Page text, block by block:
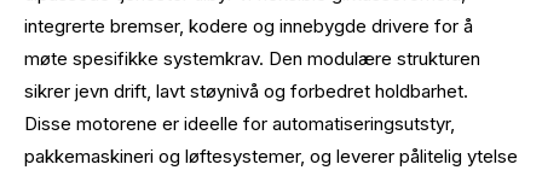
integrerte bremser, kodere og innebygde drivere for å
møte spesifikke systemkrav. Den modulære strukturen
sikrer jevn drift, lavt støynivå og forbedret holdbarhet.
Disse motorene er ideelle for automatiseringsutstyr,
pakkemaskineri og løftesystemer, og leverer pålitelig ytelse